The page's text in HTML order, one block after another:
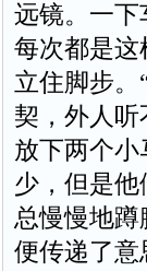
远镜。一下
每次都是这
立住脚步。
契，外人
放下两个
少，但是
总慢慢地蹲
便传递了意